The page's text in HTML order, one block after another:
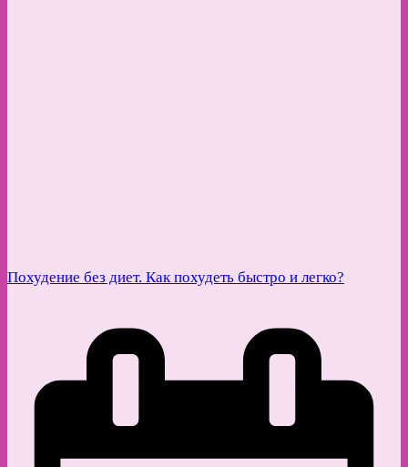
Похудение без диет. Как похудеть быстро и легко?